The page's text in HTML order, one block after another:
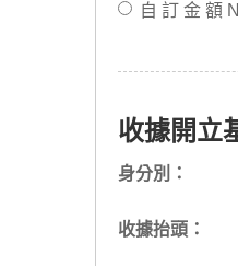
自 訂 金 額
收據開立
身分別：
收據抬頭：